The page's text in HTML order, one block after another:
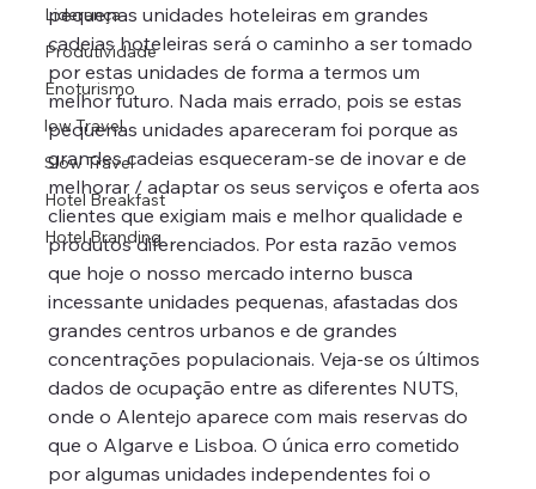
Liderança
Produtividade
Enoturismo
low Travel
Slow Travel
Hotel Breakfast
Hotel Branding
pequenas unidades hoteleiras em grandes
cadeias hoteleiras será o caminho a ser tomado
por estas unidades de forma a termos um
melhor futuro. Nada mais errado, pois se estas
pequenas unidades apareceram foi porque as
grandes cadeias esqueceram-se de inovar e de
melhorar / adaptar os seus serviços e oferta aos
clientes que exigiam mais e melhor qualidade e
produtos diferenciados. Por esta razão vemos
que hoje o nosso mercado interno busca
incessante unidades pequenas, afastadas dos
grandes centros urbanos e de grandes
concentrações populacionais. Veja-se os últimos
dados de ocupação entre as diferentes NUTS,
onde o Alentejo aparece com mais reservas do
que o Algarve e Lisboa. O única erro cometido
por algumas unidades independentes foi o